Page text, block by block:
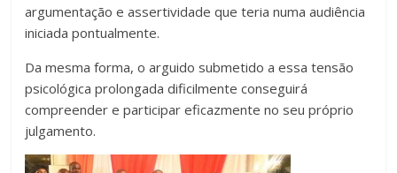
argumentação e assertividade que teria numa audiência
iniciada pontualmente.
Da mesma forma, o arguido submetido a essa tensão
psicológica prolongada dificilmente conseguirá
compreender e participar eficazmente no seu próprio
julgamento.